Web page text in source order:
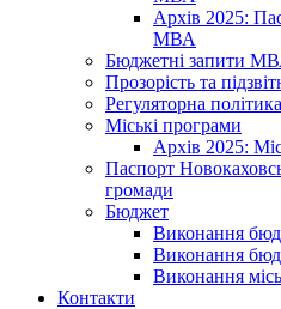
Архів 2025:
МВА
Бюджетні запити
Прозорість та
Регуляторна політика
Міські програми
Архів 2025:
Паспорт
громади
Бюджет
Виконання
Виконання
Виконання
Контакти